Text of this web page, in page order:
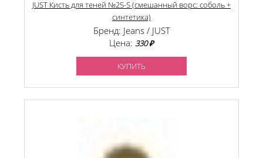
JUST Кисть для теней №25-S (смешанный ворс: соболь +
синтетика)
Бренд: Jeans / JUST
Цена: 330 ₽
КУПИТЬ